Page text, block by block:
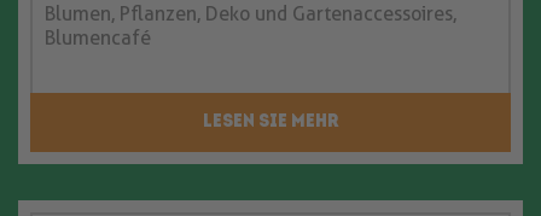
Blumen, Pflanzen, Deko und Gartenaccessoires,
Blumencafé
LESEN SIE MEHR